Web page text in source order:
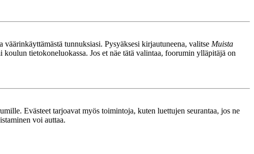
tunnuksiasi. Pysyäksesi kirjautuneena, valitse Muista
tietokoneluokassa. Jos et näe tätä valintaa, foorumin ylläpitäjä on
Evästeet tarjoavat myös toimintoja, kuten luettujen seurantaa, jos ne
voi auttaa.